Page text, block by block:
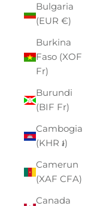
Bulgaria
(EUR €)
Burkina
Faso (XOF
Fr)
Burundi
(BIF Fr)
Cambogia
(KHR ៛)
Camerun
(XAF CFA)
Canada